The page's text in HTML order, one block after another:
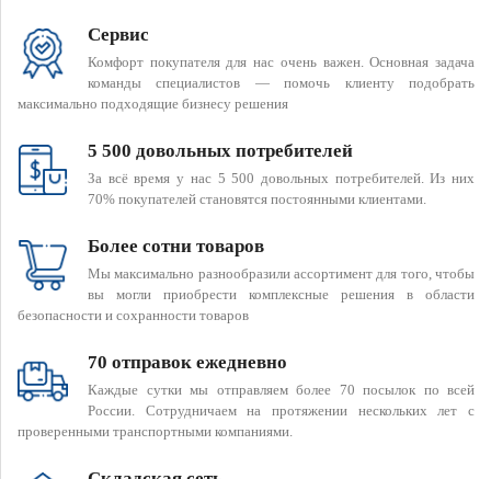
Сервис
Комфорт покупателя для нас очень важен. Основная задача
команды специалистов — помочь клиенту подобрать
максимально подходящие бизнесу решения
5 500 довольных потребителей
За всё время у нас 5 500 довольных потребителей. Из них
70% покупателей становятся постоянными клиентами.
Более сотни товаров
Мы максимально разнообразили ассортимент для того, чтобы
вы могли приобрести комплексные решения в области
безопасности и сохранности товаров
70 отправок ежедневно
Каждые сутки мы отправляем более 70 посылок по всей
России. Сотрудничаем на протяжении нескольких лет с
проверенными транспортными компаниями.